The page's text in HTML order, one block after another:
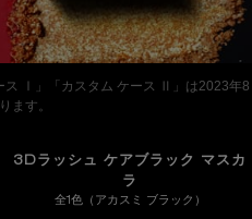
ス Ⅰ」「カスタム ケース Ⅱ」は2023年8
ます。
3Dラッシュ ケアブラック マスカ
ラ
全1色（アカスミ ブラック）